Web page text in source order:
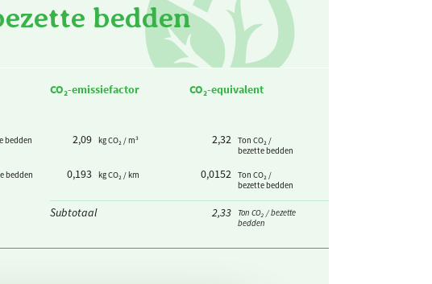
bedden
CO₂-emissiefactor
CO₂-equivalent
bedden 2,09 kg CO₂ / m³ 2,32
Ton CO₂ /
bezette bedden
bedden 0,193 kg CO₂ / km 0,0152
Ton CO₂ /
bezette bedden
Subtotaal 2,33
Ton CO₂ / bezette
bedden